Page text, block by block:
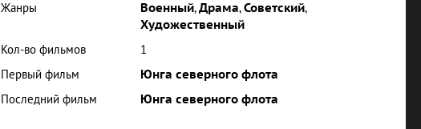
Жанры
Военный,Драма,Советский,
Художественный
Кол-во фильмов
1
Первый фильм
Юнга северного флота
Последний фильм
Юнга северного флота